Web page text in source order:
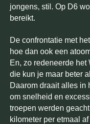
jongens, stil. Op D6
bereikt.
De confrontatie met
hoe dan ook een
En, zo redeneerde het
die kun je maar beter
Daarom draait alles in
om snelheid en
troepen werden
kilometer per etmaal